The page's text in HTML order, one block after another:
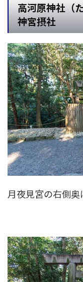
高河原神社（
神宮摂社
月夜見宮の右側奥